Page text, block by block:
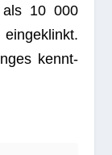
10 000
kennt­